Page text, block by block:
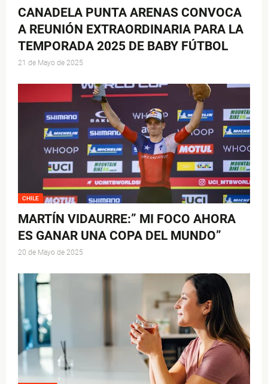
CANADELA PUNTA ARENAS CONVOCA
A REUNIÓN EXTRAORDINARIA PARA LA
TEMPORADA 2025 DE BABY FÚTBOL
21 de Mayo de 2025
CHILE
MARTÍN VIDAURRE:” MI FOCO AHORA
ES GANAR UNA COPA DEL MUNDO”
20 de Mayo de 2025